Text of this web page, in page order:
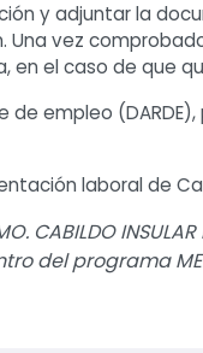
y adjuntar la
vez
el caso de que
empleo (DARDE),
laboral de
INSULAR
del programa